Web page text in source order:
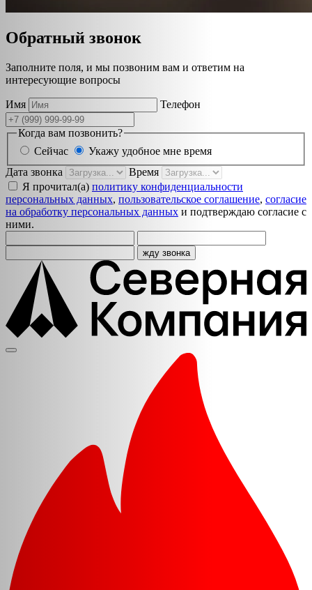
Обратный звонок
Заполните поля, и мы позвоним вам и ответим на
интересующие вопросы
Имя Телефон
Когда вам позвонить?
Сейчас
Укажу удобное мне время
Дата звонка
Время
Я прочитал(а) политику конфиденциальности
персональных данных, пользовательское соглашение, согласие
на обработку персональных данных и подтверждаю согласие с
ними.
жду звонка